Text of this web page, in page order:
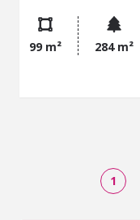
Possibilité habitable
99 m²
284 m²
1